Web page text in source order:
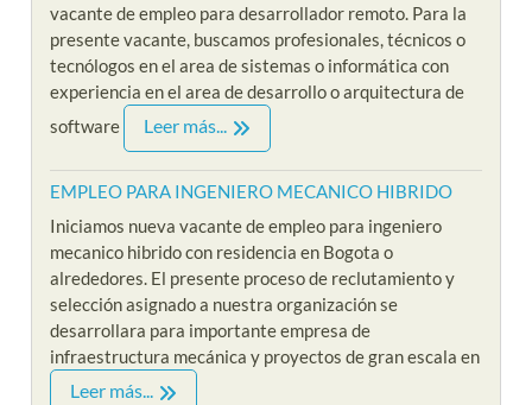
vacante de empleo para desarrollador remoto. Para la
presente vacante, buscamos profesionales, técnicos o
tecnólogos en el area de sistemas o informática con
experiencia en el area de desarrollo o arquitectura de
software
Leer más...
EMPLEO PARA INGENIERO MECANICO HIBRIDO
Iniciamos nueva vacante de empleo para ingeniero
mecanico hibrido con residencia en Bogota o
alrededores. El presente proceso de reclutamiento y
selección asignado a nuestra organización se
desarrollara para importante empresa de
infraestructura mecánica y proyectos de gran escala en
Leer más...